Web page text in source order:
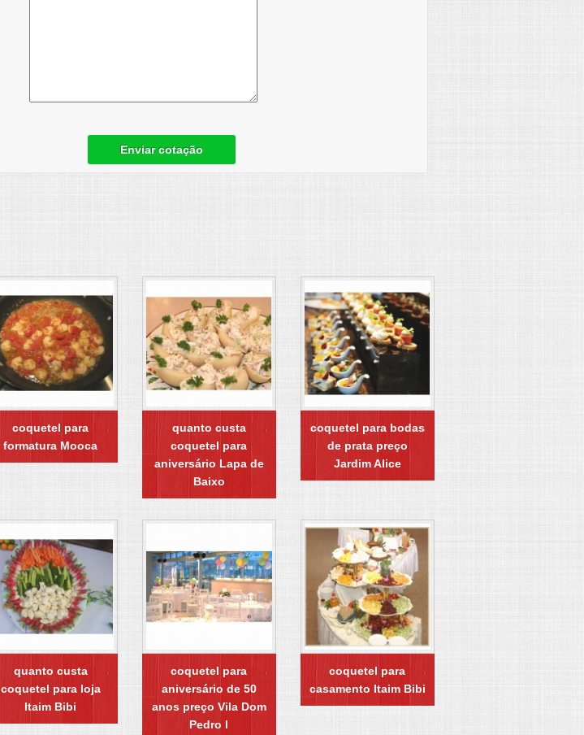
Enviar cotação
coquetel para
formatura Mooca
quanto custa
coquetel para
aniversário Lapa de
Baixo
coquetel para bodas
de prata preço
Jardim Alice
quanto custa
coquetel para loja
Itaim Bibi
coquetel para
aniversário de 50
anos preço Vila Dom
Pedro I
coquetel para
casamento Itaim Bibi